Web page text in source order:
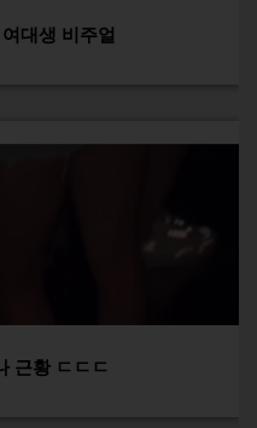
대생 비주얼
근황 ㄷㄷㄷ